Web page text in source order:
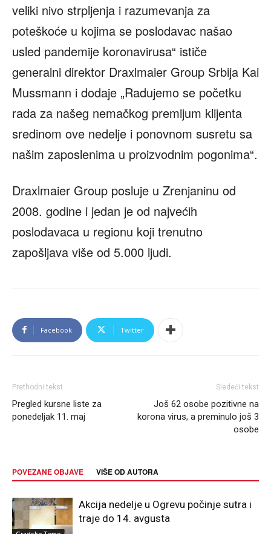
veliki nivo strpljenja i razumevanja za
poteškoće u kojima se poslodavac našao
usled pandemije koronavirusa“ ističe
generalni direktor Draxlmaier Group Srbija Kai
Mussmann i dodaje „Radujemo se početku
rada za našeg nemačkog premijum klijenta
sredinom ove nedelje i ponovnom susretu sa
našim zaposlenima u proizvodnim pogonima“.
Draxlmaier Group posluje u Zrenjaninu od
2008. godine i jedan je od najvećih
poslodavaca u regionu koji trenutno
zapošljava više od 5.000 ljudi.
Facebook Twitter
Prethodni tekst
Pregled kursne liste za
ponedeljak 11. maj
Sledeći tekst
Još 62 osobe pozitivne na
korona virus, a preminulo još 3
osobe
POVEZANE OBJAVE VIŠE OD AUTORA
Akcija nedelje u Ogrevu počinje sutra i
traje do 14. avgusta